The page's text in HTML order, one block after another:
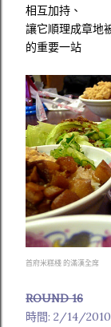
相互加持、
讓它順理成章地
的重要一站
首府米糕棧 的滿漢全席
ROUND 16
時間: 2/14/